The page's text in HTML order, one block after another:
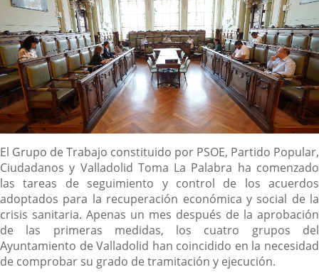
Descripción
El Grupo de Trabajo constituido por PSOE, Partido Popular,
Ciudadanos y Valladolid Toma La Palabra ha comenzado
las tareas de seguimiento y control de los acuerdos
adoptados para la recuperación económica y social de la
crisis sanitaria. Apenas un mes después de la aprobación
de las primeras medidas, los cuatro grupos del
Ayuntamiento de Valladolid han coincidido en la necesidad
de comprobar su grado de tramitación y ejecución.